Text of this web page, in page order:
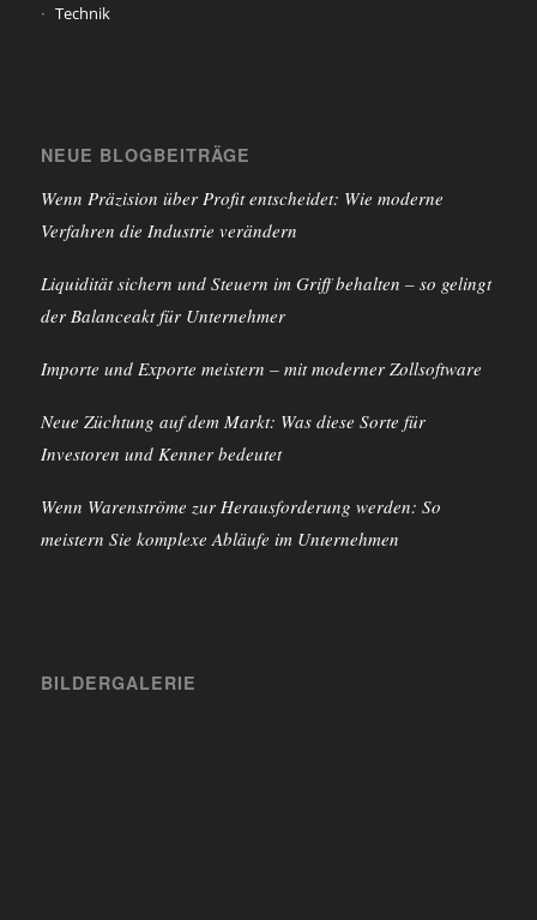
Technik
NEUE BLOGBEITRÄGE
Wenn Präzision über Profit entscheidet: Wie moderne
Verfahren die Industrie verändern
Liquidität sichern und Steuern im Griff behalten – so gelingt
der Balanceakt für Unternehmer
Importe und Exporte meistern – mit moderner Zollsoftware
Neue Züchtung auf dem Markt: Was diese Sorte für
Investoren und Kenner bedeutet
Wenn Warenströme zur Herausforderung werden: So
meistern Sie komplexe Abläufe im Unternehmen
BILDERGALERIE